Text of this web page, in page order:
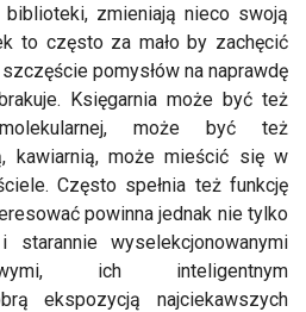
zmieniają nieco swoją
to często za mało by zachęcić
pomysłów na naprawdę
Księgarnia może być też
może być też
kawiarnią, może mieścić się w
Często spełnia też funkcję
powinna jednak nie tylko
starannie wyselekcjonowanymi
ich inteligentnym
ekspozycją najciekawszych